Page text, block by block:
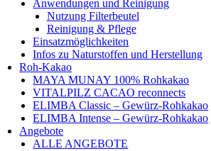
Anwendungen und Reinigung
Nutzung Filterbeutel
Reinigung & Pflege
Einsatzmöglichkeiten
Infos zu Naturstoffen und Herstellung
Roh-Kakao
MAYA MUNAY 100% Rohkakao
VITALPILZ CACAO reconnects
ELIMBA Classic – Gewürz-Rohkakao
ELIMBA Intense – Gewürz-Rohkakao
Angebote
ALLE ANGEBOTE